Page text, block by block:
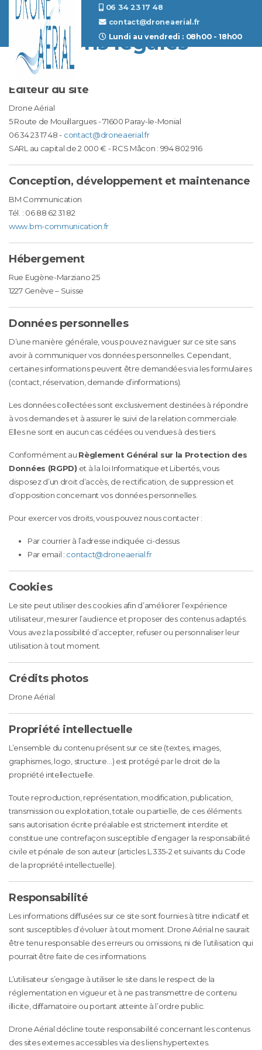
06 34 23 17 48
contact@droneaerial.fr
Lundi au vendredi : 08h00 - 18h00
Mentions légales
Éditeur du site
Drone Aérial
5 Route de Mouillargues - 71600 Paray-le-Monial
06 34 23 17 48 - contact@droneaerial.fr
SARL au capital de 2 000 € - RCS Mâcon : 994 802 916
Conception, développement et maintenance
BM Communication
Tél. : 06 88 62 31 82
www.bm-communication.fr
Hébergement
Rue Eugène-Marziano 25
1227 Genève – Suisse
Données personnelles
D’une manière générale, vous pouvez naviguer sur ce site sans
avoir à communiquer vos données personnelles. Cependant,
certaines informations peuvent être demandées via les formulaires
(contact, réservation, demande d’informations).
Les données collectées sont exclusivement destinées à répondre
à vos demandes et à assurer le suivi de la relation commerciale.
Elles ne sont en aucun cas cédées ou vendues à des tiers.
Conformément au Règlement Général sur la Protection des
Données (RGPD) et à la loi Informatique et Libertés, vous
disposez d’un droit d’accès, de rectification, de suppression et
d’opposition concernant vos données personnelles.
Pour exercer vos droits, vous pouvez nous contacter :
Par courrier à l’adresse indiquée ci-dessus
Par email : contact@droneaerial.fr
Cookies
Le site peut utiliser des cookies afin d’améliorer l’expérience
utilisateur, mesurer l’audience et proposer des contenus adaptés.
Vous avez la possibilité d’accepter, refuser ou personnaliser leur
utilisation à tout moment.
Crédits photos
Drone Aérial
Propriété intellectuelle
L’ensemble du contenu présent sur ce site (textes, images,
graphismes, logo, structure…) est protégé par le droit de la
propriété intellectuelle.
Toute reproduction, représentation, modification, publication,
transmission ou exploitation, totale ou partielle, de ces éléments
sans autorisation écrite préalable est strictement interdite et
constitue une contrefaçon susceptible d’engager la responsabilité
civile et pénale de son auteur (articles L.335-2 et suivants du Code
de la propriété intellectuelle).
Responsabilité
Les informations diffusées sur ce site sont fournies à titre indicatif et
sont susceptibles d’évoluer à tout moment. Drone Aérial ne saurait
être tenu responsable des erreurs ou omissions, ni de l’utilisation qui
pourrait être faite de ces informations.
L’utilisateur s’engage à utiliser le site dans le respect de la
réglementation en vigueur et à ne pas transmettre de contenu
illicite, diffamatoire ou portant atteinte à l’ordre public.
Drone Aérial décline toute responsabilité concernant les contenus
des sites externes accessibles via des liens hypertextes.